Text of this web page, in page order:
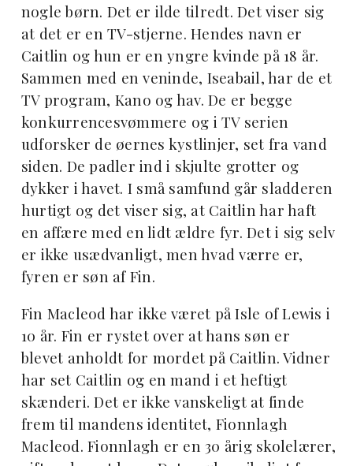
nogle børn. Det er ilde tilredt. Det viser sig
at det er en TV-stjerne. Hendes navn er
Caitlin og hun er en yngre kvinde på 18 år.
Sammen med en veninde, Iseabail, har de et
TV program, Kano og hav. De er begge
konkurrencesvømmere og i TV serien
udforsker de øernes kystlinjer, set fra vand
siden. De padler ind i skjulte grotter og
dykker i havet. I små samfund går sladderen
hurtigt og det viser sig, at Caitlin har haft
en affære med en lidt ældre fyr. Det i sig selv
er ikke usædvanligt, men hvad værre er,
fyren er søn af Fin.
Fin Macleod har ikke været på Isle of Lewis i
10 år. Fin er rystet over at hans søn er
blevet anholdt for mordet på Caitlin. Vidner
har set Caitlin og en mand i et heftigt
skænderi. Det er ikke vanskeligt at finde
frem til mandens identitet, Fionnlagh
Macleod. Fionnlagh er en 30 årig skolelærer,